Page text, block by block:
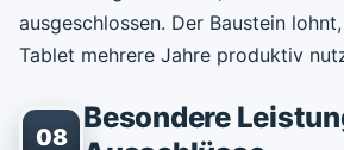
ausgeschlossen. Der Baustein
Tablet mehrere Jahre produktiv
08
Besondere